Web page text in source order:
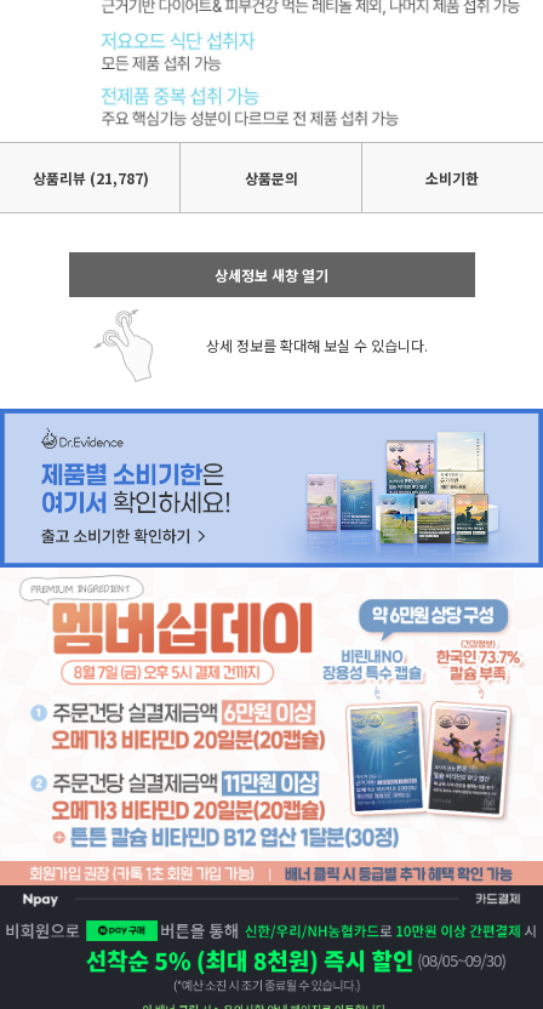
상품리뷰 (21,787) 상품문의 소비기한
상세정보 새창 열기
상세 정보를 확대해 보실 수 있습니다.